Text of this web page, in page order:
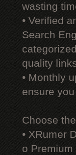
wasting
• Verified
Search
quality
• Monthly
ensure
Choose
• XRumer
o